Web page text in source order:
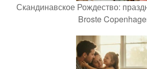
Скандинавское Рождество:
Broste